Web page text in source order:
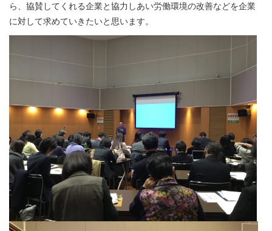
ら、協賛してくれる企業と協力しあい労働環境の改善などを企業
に対して求めていきたいと思います。